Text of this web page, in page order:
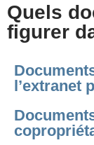
Quels
figurer
l’extranet